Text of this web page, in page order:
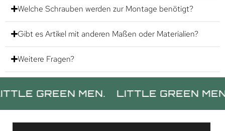
Welche Schrauben werden zur Montage benötigt?
Gibt es Artikel mit anderen Maßen oder Materialien?
Weitere Fragen?
GREEN MEN. LITTLE GREEN MEN.